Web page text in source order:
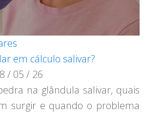
em cálculo salivar?
/ 05 / 26
na glândula salivar, quais
surgir e quando o problema